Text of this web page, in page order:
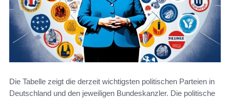
Die Tabelle zeigt die derzeit wichtigsten politischen Parteien in
Deutschland und den jeweiligen Bundeskanzler. Die politische